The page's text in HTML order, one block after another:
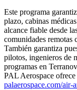
Este programa
plazo, cabinas
alcance fiable desde
comunidades
También garantiza
pilotos, ingenieros de
programas en
PAL Aerospace
palaerospace.com/air-